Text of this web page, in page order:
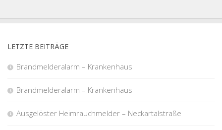
LETZTE BEITRÄGE
Brandmelderalarm – Krankenhaus
Brandmelderalarm – Krankenhaus
Ausgelöster Heimrauchmelder – Neckartalstraße